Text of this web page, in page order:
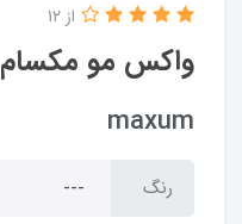
واکس مو مکسام
از 12
maxum
رنگ